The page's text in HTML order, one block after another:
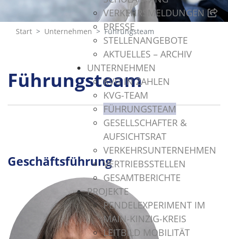
VERKEHRSMELDUNGEN
PRESSE
STELLENANGEBOTE
AKTUELLES – ARCHIV
UNTERNEHMEN
KVG IN ZAHLEN
KVG-TEAM
FÜHRUNGSTEAM
GESELLSCHAFTER &
AUFSICHTSRAT
VERKEHRSUNTERNEHMEN
VERTRIEBSSTELLEN
GESAMTBERICHTE
PROJEKTE
PENDELEXPERIMENT IM
MAIN-KINZIG-KREIS
LEITBILD MOBILITÄT
Start Unternehmen Führungsteam
Führungsteam
Geschäftsführung